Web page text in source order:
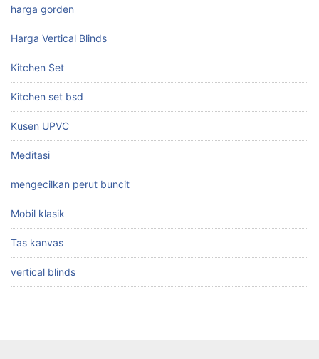
harga gorden
Harga Vertical Blinds
Kitchen Set
Kitchen set bsd
Kusen UPVC
Meditasi
mengecilkan perut buncit
Mobil klasik
Tas kanvas
vertical blinds